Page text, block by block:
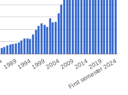
First semester 2024
2019
2014
2009
2004
1999
1994
1989